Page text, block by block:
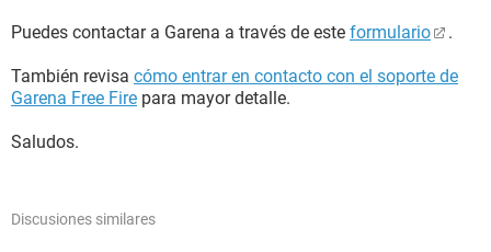
Puedes contactar a Garena a través de este formulario .
También revisa cómo entrar en contacto con el soporte de
Garena Free Fire para mayor detalle.
Saludos.
Discusiones similares